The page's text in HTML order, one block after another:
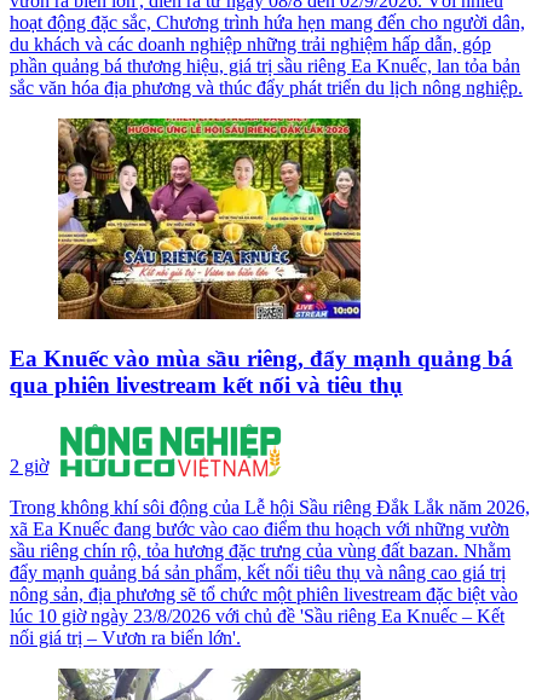
hoạt động đặc sắc, Chương trình hứa hẹn mang đến cho người dân,
du khách và các doanh nghiệp những trải nghiệm hấp dẫn, góp
phần quảng bá thương hiệu, giá trị sầu riêng Ea Knuếc, lan tỏa bản
sắc văn hóa địa phương và thúc đẩy phát triển du lịch nông nghiệp.
Ea Knuếc vào mùa sầu riêng, đẩy mạnh quảng bá
qua phiên livestream kết nối và tiêu thụ
2 giờ
Trong không khí sôi động của Lễ hội Sầu riêng Đắk Lắk năm 2026,
xã Ea Knuếc đang bước vào cao điểm thu hoạch với những vườn
sầu riêng chín rộ, tỏa hương đặc trưng của vùng đất bazan. Nhằm
đẩy mạnh quảng bá sản phẩm, kết nối tiêu thụ và nâng cao giá trị
nông sản, địa phương sẽ tổ chức một phiên livestream đặc biệt vào
lúc 10 giờ ngày 23/8/2026 với chủ đề 'Sầu riêng Ea Knuếc – Kết
nối giá trị – Vươn ra biển lớn'.